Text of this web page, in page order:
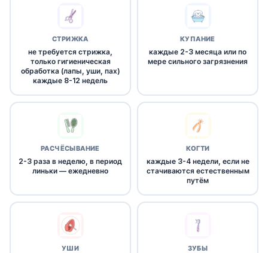
СТРИЖКА
не требуется стрижка,
только гигиеническая
обработка (лапы, уши, пах)
каждые 8-12 недель
КУПАНИЕ
каждые 2-3 месяца или по
мере сильного загрязнения
РАСЧЁСЫВАНИЕ
2-3 раза в неделю, в период
линьки — ежедневно
КОГТИ
каждые 3-4 недели, если не
стачиваются естественным
путём
УШИ ЗУБЫ